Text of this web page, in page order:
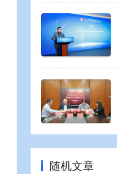
随机文章